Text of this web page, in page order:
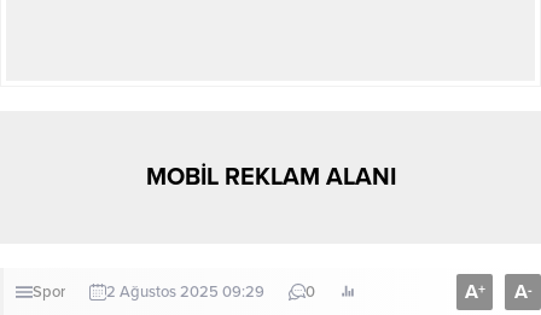
MOBİL REKLAM ALANI
Spor 2 Ağustos 2025 09:29 0 A+ A-